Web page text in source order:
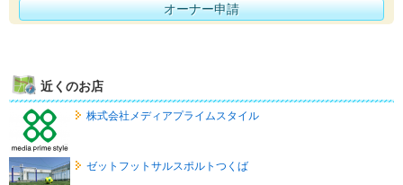
オーナー申請
近くのお店
株式会社メディアプライムスタイル
ゼットフットサルスポルトつくば